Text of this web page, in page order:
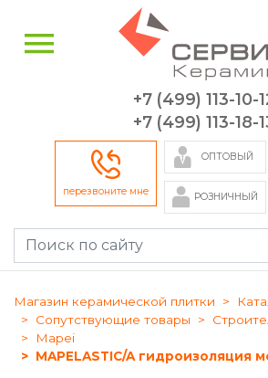
+7 (499) 113-10-
+7 (499) 113-18-
перезвоните мне
ОПТОВЫЙ
РОЗНИЧНЫЙ
Магазин керамической плитки
Сопутствующие товары
Mapei
MAPELASTIC/A гидроизоляция